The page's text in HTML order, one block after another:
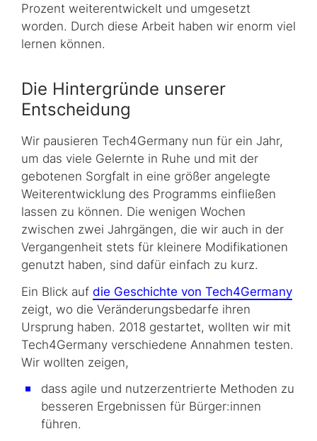
Prozent weiterentwickelt und umgesetzt
worden. Durch diese Arbeit haben wir enorm viel
lernen können.
Die Hintergründe unserer
Entscheidung
Wir pausieren Tech4Germany nun für ein Jahr,
um das viele Gelernte in Ruhe und mit der
gebotenen Sorgfalt in eine größer angelegte
Weiterentwicklung des Programms einfließen
lassen zu können. Die wenigen Wochen
zwischen zwei Jahrgängen, die wir auch in der
Vergangenheit stets für kleinere Modifikationen
genutzt haben, sind dafür einfach zu kurz.
Ein Blick auf die Geschichte von Tech4Germany
zeigt, wo die Veränderungsbedarfe ihren
Ursprung haben. 2018 gestartet, wollten wir mit
Tech4Germany verschiedene Annahmen testen.
Wir wollten zeigen,
dass agile und nutzerzentrierte Methoden zu
besseren Ergebnissen für Bürger:innen
führen.